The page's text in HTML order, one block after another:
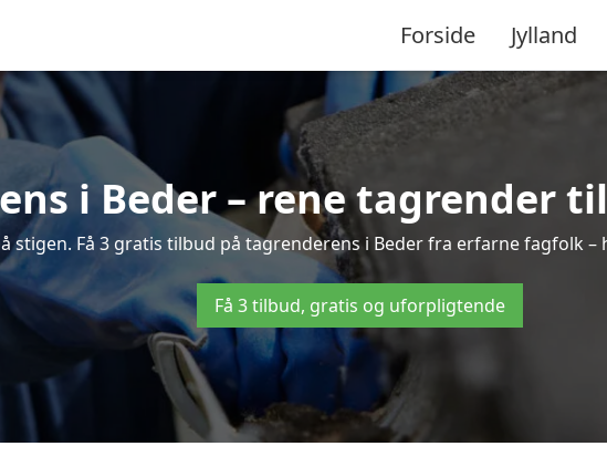
Forside Jylland
i Beder – rene tagrender
stigen. Få 3 gratis tilbud på tagrenderens i Beder fra erfarne fagfolk
Få 3 tilbud, gratis og uforpligtende